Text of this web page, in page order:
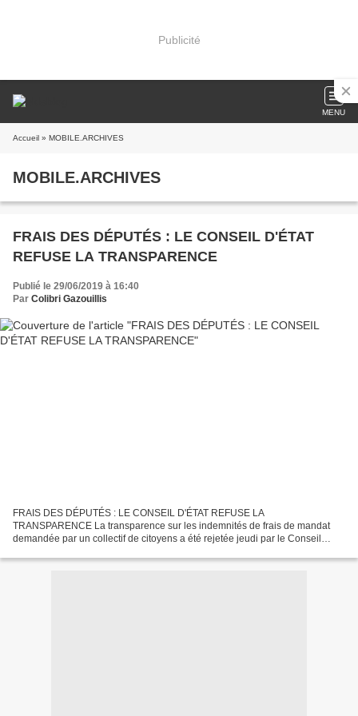
Publicité
MENU
Accueil » MOBILE.ARCHIVES
MOBILE.ARCHIVES
FRAIS DES DÉPUTÉS : LE CONSEIL D'ÉTAT
REFUSE LA TRANSPARENCE
Publié le 29/06/2019 à 16:40
Par Colibri Gazouillis
FRAIS DES DÉPUTÉS : LE CONSEIL D'ÉTAT REFUSE LA
TRANSPARENCE La transparence sur les indemnités de frais de mandat
demandée par un collectif de citoyens a été rejetée jeudi par le Conseil